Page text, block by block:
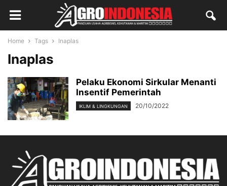
Home Tags Inaplas
Inaplas
Pelaku Ekonomi Sirkular Menanti
Insentif Pemerintah
IKLIM & LINGKUNGAN 20/10/2022